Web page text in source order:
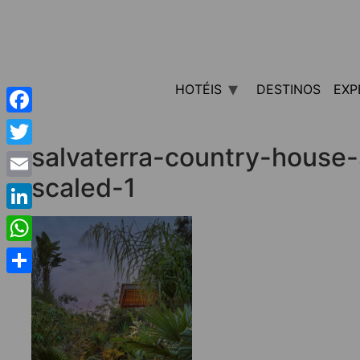
HOTÉIS DESTINOS
salvaterra-country-
scaled-1
Facebook
Twitter
Email
LinkedIn
WhatsApp
Share